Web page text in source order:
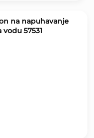
na napuhavanje
57531